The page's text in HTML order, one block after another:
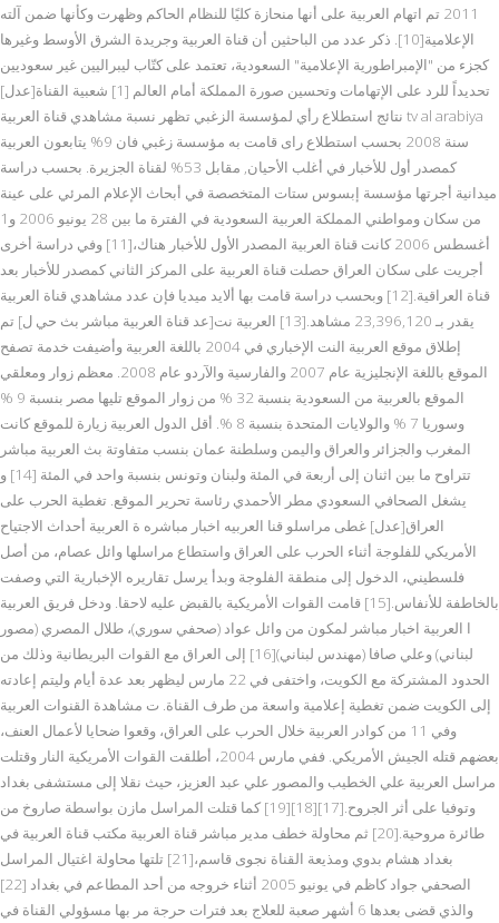
2011 تم اتهام العربية على أنها منحازة كليًا للنظام الحاكم وظهرت وكأنها ضمن آلته
الإعلامية[10]. ذكر عدد من الباحثين أن قناة العربية وجريدة الشرق الأوسط وغيرها
كجزء من "الإمبراطورية الإعلامية" السعودية، تعتمد على كتّاب ليبراليين غير سعوديين
تحديداً للرد على الإتهامات وتحسين صورة المملكة أمام العالم [1] شعبية القناة[عدل]
نتائج استطلاع رأي لمؤسسة الزغبي تظهر نسبة مشاهدي قناة العربية tv al arabiya
سنة 2008 بحسب استطلاع راى قامت به مؤسسة زغبي فان 9% يتابعون العربية
كمصدر أول للأخبار في أغلب الأحيان, مقابل 53% لقناة الجزيرة. بحسب دراسة
ميدانية أجرتها مؤسسة إبسوس ستات المتخصصة في أبحاث الإعلام المرئي على عينة
من سكان ومواطني المملكة العربية السعودية في الفترة ما بين 28 يونيو 2006 و1
أغسطس 2006 كانت قناة العربية المصدر الأول للأخبار هناك،[11] وفي دراسة أخرى
أجريت على سكان العراق حصلت قناة العربية على المركز الثاني كمصدر للأخبار بعد
قناة العراقية.[12] وبحسب دراسة قامت بها ألايد ميديا فإن عدد مشاهدي قناة العربية
يقدر بـ 23,396,120 مشاهد.[13] العربية نت[عد قناة العربية مباشر بث حي ل] تم
إطلاق موقع العربية النت الإخباري في 2004 باللغة العربية وأضيفت خدمة تصفح
الموقع باللغة الإنجليزية عام 2007 والفارسية والآردو عام 2008. معظم زوار ومعلقي
الموقع بالعربية من السعودية بنسبة 32 % من زوار الموقع تليها مصر بنسبة 9 %
وسوريا 7 % والولايات المتحدة بنسبة 8 %. أقل الدول العربية زيارة للموقع كانت
المغرب والجزائر والعراق واليمن وسلطنة عمان بنسب متفاوتة بث العربية مباشر
تتراوح ما بين اثنان إلى أربعة في المئة ولبنان وتونس بنسبة واحد في المئة [14] و
يشغل الصحافي السعودي مطر الأحمدي رئاسة تحرير الموقع. تغطية الحرب على
العراق[عدل] غطى مراسلو قنا العربيه اخبار مباشره ة العربية أحداث الاجتياح
الأمريكي للفلوجة أثناء الحرب على العراق واستطاع مراسلها وائل عصام، من أصل
فلسطيني، الدخول إلى منطقة الفلوجة وبدأ يرسل تقاريره الإخبارية التي وصفت
بالخاطفة للأنفاس.[15] قامت القوات الأمريكية بالقبض عليه لاحقا. ودخل فريق العربية
ا العربية اخبار مباشر لمكون من وائل عواد (صحفي سوري)، طلال المصري (مصور
لبناني) وعلي صافا (مهندس لبناني)[16] إلى العراق مع القوات البريطانية وذلك من
الحدود المشتركة مع الكويت، واختفى في 22 مارس ليظهر بعد عدة أيام وليتم إعادته
إلى الكويت ضمن تغطية إعلامية واسعة من طرف القناة. ت مشاهدة القنوات العربية
وفي 11 من كوادر العربية خلال الحرب على العراق، وقعوا ضحايا لأعمال العنف،
بعضهم قتله الجيش الأمريكي. ففي مارس 2004، أطلقت القوات الأمريكية النار وقتلت
مراسل العربية علي الخطيب والمصور علي عبد العزيز، حيث نقلا إلى مستشفى بغداد
وتوفيا على أثر الجروح.[17][18][19] كما قتلت المراسل مازن بواسطة صاروخ من
طائرة مروحية.[20] ثم محاولة خطف مدير مباشر قناة العربية مكتب قناة العربية في
بغداد هشام بدوي ومذيعة القناة نجوى قاسم،[21] تلتها محاولة اغتيال المراسل
الصحفي جواد كاظم في يونيو 2005 أثناء خروجه من أحد المطاعم في بغداد [22]
والذي قضى بعدها 6 أشهر صعبة للعلاج بعد فترات حرجة مر بها مسؤولي القناة في